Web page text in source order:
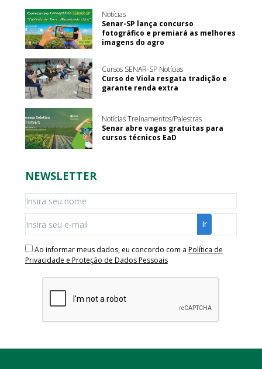
Notícias
Senar-SP lança concurso
fotográfico e premiará as melhores
imagens do agro
Cursos SENAR-SP Notícias
Curso de Viola resgata tradição e
garante renda extra
Notícias Treinamentos/Palestras
Senar abre vagas gratuitas para
cursos técnicos EaD
NEWSLETTER
Ao informar meus dados, eu concordo com a Política de
Privacidade e Proteção de Dados Pessoais